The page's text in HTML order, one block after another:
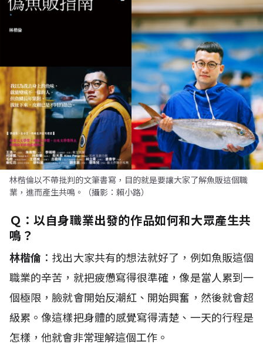
林楷倫以不帶批判的文筆書寫，目的就是要讓大家了解魚販這個職
業，進而產生共鳴。（攝影：賴小路）
Ｑ：以自身職業出發的作品如何和大眾產生共
鳴？
林楷倫 ：找出大家共有的想法就好了，例如魚販這個
職業的辛苦，就把疲憊寫得很準確，像是當人累到一
個極限，臉就會開始反潮紅、開始興奮，然後就會超
級累。像這樣把身體的感覺寫得清楚、一天的行程是
怎樣，他就會非常理解這個工作。